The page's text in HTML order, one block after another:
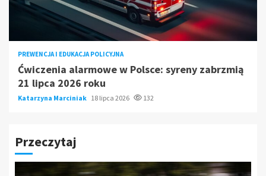
PREWENCJA I EDUKACJA POLICYJNA
Ćwiczenia alarmowe w Polsce: syreny zabrzmią
21 lipca 2026 roku
Katarzyna Marciniak 18 lipca 2026 132
Przeczytaj